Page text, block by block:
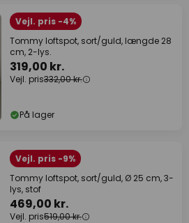
Vejl. pris -4%
Tommy loftspot, sort/guld, længde 28
cm, 2-lys.
319,00 kr.
Vejl. pris332,00 kr.
På lager
Vejl. pris -9%
Tommy loftspot, sort/guld, Ø 25 cm, 3-
lys, stof
469,00 kr.
Vejl. pris519,00 kr.